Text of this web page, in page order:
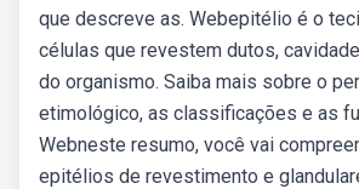
que descreve as. Webepitélio é o
células que revestem dutos,
do organismo. Saiba mais sobre o
etimológico, as classificações e as
Webneste resumo, você vai
epitélios de revestimento e